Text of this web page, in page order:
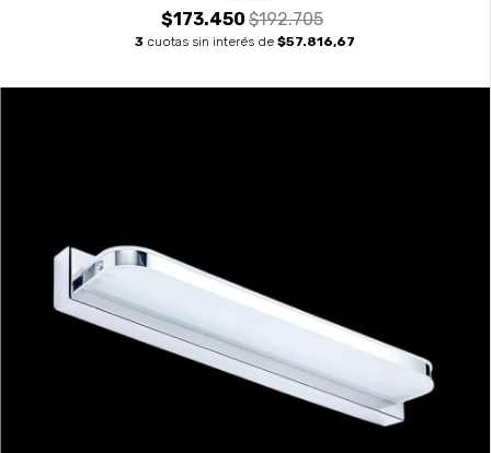
$173.450 $192.705
3 cuotas sin interés de $57.816,67